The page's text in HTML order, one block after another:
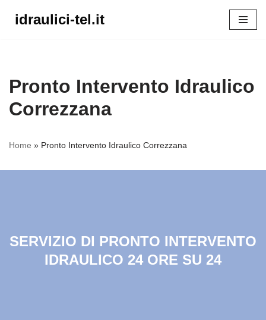
idraulici-tel.it
Home » Pronto Intervento Idraulico Correzzana
Pronto Intervento Idraulico
Correzzana
SERVIZIO DI PRONTO INTERVENTO
IDRAULICO 24 ORE SU 24